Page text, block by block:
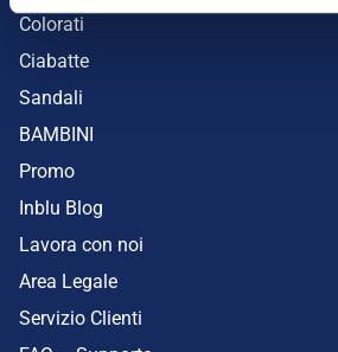
Colorati
Ciabatte
Sandali
BAMBINI
Promo
Inblu Blog
Lavora con noi
Area Legale
Servizio Clienti